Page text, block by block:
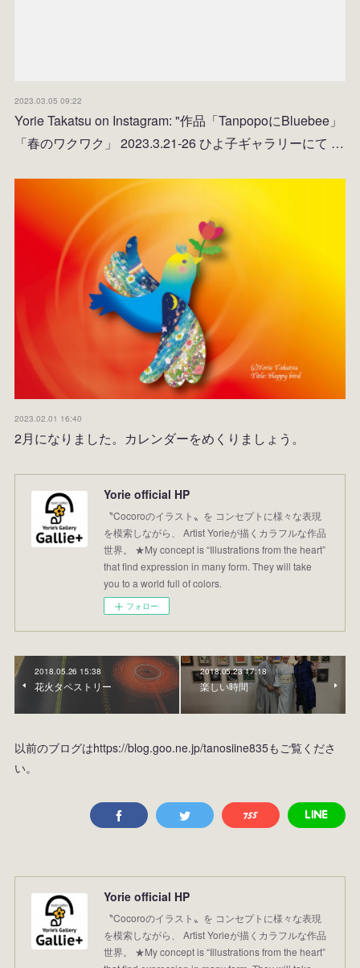
2023.03.05 09:22
Yorie Takatsu on Instagram: "作品「TanpopoにBluebee」
「春のワクワク」 2023.3.21-26 ひよ子ギャラリーにて …
2023.02.01 16:40
2月になりました。カレンダーをめくりましょう。
Yorie official HP
〝Cocoroのイラスト〟を コンセプトに様々な表現
を模索しながら、 Artist Yorieが描くカラフルな作品
世界。 ★My concept is “Illustrations from the heart”
that find expression in many form. They will take
you to a world full of colors.
フォロー
2018.05.26 15:38
花火タペストリー
2018.05.23 17:18
楽しい時間
以前のブログはhttps://blog.goo.ne.jp/tanosiine835もご覧くださ
い。
Yorie official HP
〝Cocoroのイラスト〟を コンセプトに様々な表現
を模索しながら、 Artist Yorieが描くカラフルな作品
世界。 ★My concept is “Illustrations from the heart”